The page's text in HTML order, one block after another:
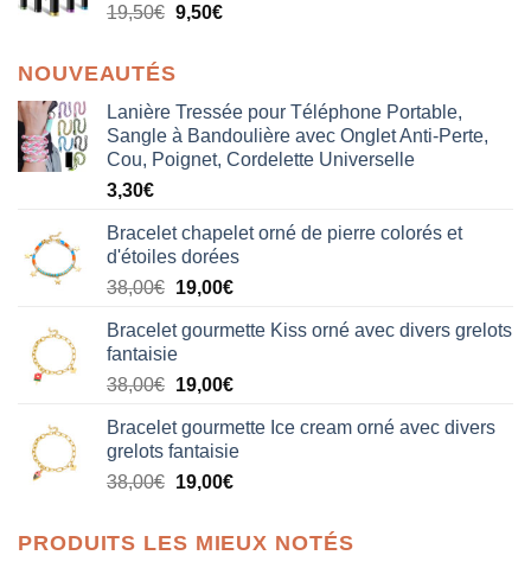
19,50€ 9,50€
NOUVEAUTÉS
Lanière Tressée pour Téléphone Portable,
Sangle à Bandoulière avec Onglet Anti-Perte,
Cou, Poignet, Cordelette Universelle
3,30€
Bracelet chapelet orné de pierre colorés et
d'étoiles dorées
38,00€ Le
initial
était :
38,00€.
19,00€Le
actuel
19,00€.
Bracelet gourmette Kiss orné avec divers grelots
fantaisie
38,00€ Le
initial
était :
38,00€.
19,00€Le
actuel
est :
19,00€.
Bracelet gourmette Ice cream orné avec divers
grelots fantaisie
38,00€ Le
était :
19,00€Le
est :
PRODUITS LES MIEUX NOTÉS